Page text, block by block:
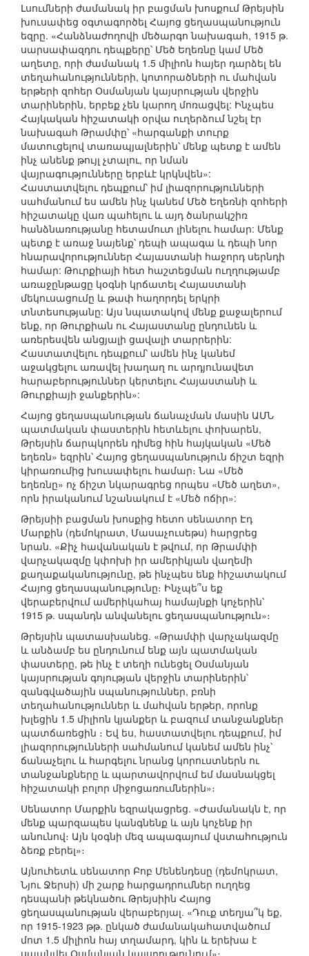
Լսումների ժամանակ իր բացման խոսքում Թրեյսին
խուսափեց օգտագործել Հայոց ցեղասպանություն
եզրը. «Հանձնաժողովի մեծարգո նախագահ, 1915 թ.
սարսափազդու դեպքերը՝ Մեծ Եղեռնը կամ Մեծ
աղետը, որի ժամանակ 1.5 միլիոն հայեր դարձել են
տեղահանությունների, կոտորածների ու մահվան
երթերի զոհեր Օսմանյան կայսրության վերջին
տարիներին, երբեք չեն կարող մոռացվել: Ինչպես
Հայկական հիշատակի օրվա ուղերձում նշել էր
նախագահ Թրամփը՝ «հարգանքի տուրք
մատուցելով տառապյալներին՝ մենք պետք է ամեն
ինչ անենք թույլ չտալու, որ նման
վայրագությունները երբևէ կրկնվեն»:
Հաստատվելու դեպքում՝ իմ լիազորությունների
սահմանում ես ամեն ինչ կանեմ Մեծ Եղեռնի զոհերի
հիշատակը վառ պահելու և այդ ծանրակշիռ
հանձնառությանը հետամուտ լինելու համար: Մենք
պետք է առաջ նայենք՝ դեպի ապագա և դեպի նոր
հնարավորություններ Հայաստանի հաջորդ սերնդի
համար: Թուրքիայի հետ հաշտեցման ուղղությամբ
առաջընթացը կօգնի կրճատել Հայաստանի
մեկուսացումը և թափ հաղորդել երկրի
տնտեսությանը: Այս նպատակով մենք քաջալերում
ենք, որ Թուրքիան ու Հայաստանը ընդունեն և
առերեսվեն անցյալի ցավալի տարրերին:
Հաստատվելու դեպքում՝ ամեն ինչ կանեմ
աջակցելու առավել խաղաղ ու արդյունավետ
հարաբերություններ կերտելու Հայաստանի և
Թուրքիայի ջանքերին»:
Հայոց ցեղասպանության ճանաչման մասին ԱՄՆ
պատմական փաստերին հետևելու փոխարեն,
Թրեյսին ճարպկորեն դիմեց հին հայկական «Մեծ
եղեռն» եզրին՝ Հայոց ցեղասպանություն ճիշտ եզրի
կիրառումից խուսափելու համար։ Նա «Մեծ
եղեռնը» ոչ ճիշտ նկարագրեց որպես «Մեծ աղետ»,
որն իրականում նշանակում է «Մեծ ոճիր»:
Թրեյսիի բացման խոսքից հետո սենատոր Էդ
Մարքին (դեմոկրատ, Մասաչուսեթս) հարցրեց
նրան. «Քիչ հավանական է թվում, որ Թրամփի
վարչակազմը կփոխի իր ամերիկյան վաղեմի
քաղաքականությունը, թե ինչպես ենք հիշատակում
Հայոց ցեղասպանությունը։ Ինչպե՞ս եք
վերաբերվում ամերիկահայ համայնքի կոչերին՝
1915 թ. սպանդն անվանելու ցեղասպանություն»։
Թրեյսին պատասխանեց. «Թրամփի վարչակազմը
և անձամբ ես ընդունում ենք այն պատմական
փաստերը, թե ինչ է տեղի ունեցել Օսմանյան
կայսրության գոյության վերջին տարիներին՝
զանգվածային սպանություններ, բռնի
տեղահանություններ և մահվան երթեր, որոնք
խլեցին 1.5 միլիոն կյանքեր և բազում տանջանքներ
պատճառեցին ։ Եվ ես, հաստատվելու դեպքում, իմ
լիազորությունների սահմանում կանեմ ամեն ինչ՝
ճանաչելու և հարգելու նրանց կորուստներն ու
տանջանքները և պարտավորվում եմ մասնակցել
հիշատակի բոլոր միջոցառումներին»։
Սենատոր Մարքին եզրակացրեց. «Ժամանակն է, որ
մենք պարզապես կանգնենք և այն կոչենք իր
անունով։ Այն կօգնի մեզ ապագայում վստահություն
ձեռք բերել»։
Այնուհետև սենատոր Բոբ Մենենդեսը (դեմոկրատ,
Նյու Ջերսի) մի շարք հարցադրումներ ուղղեց
դեսպանի թեկնածու Թրեյսիին Հայոց
ցեղասպանության վերաբերյալ. «Դուք տեղյա՞կ եք,
որ 1915-1923 թթ. ընկած ժամանակահատվածում
մոտ 1.5 միլիոն հայ տղամարդ, կին և երեխա է